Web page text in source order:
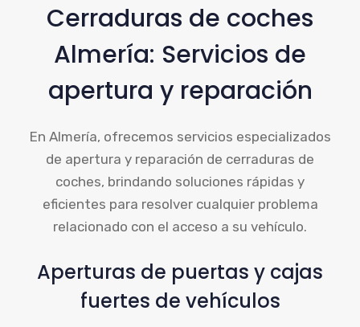
Cerraduras de coches
Almería: Servicios de
apertura y reparación
En Almería, ofrecemos servicios especializados
de apertura y reparación de cerraduras de
coches, brindando soluciones rápidas y
eficientes para resolver cualquier problema
relacionado con el acceso a su vehículo.
Aperturas de puertas y cajas
fuertes de vehículos